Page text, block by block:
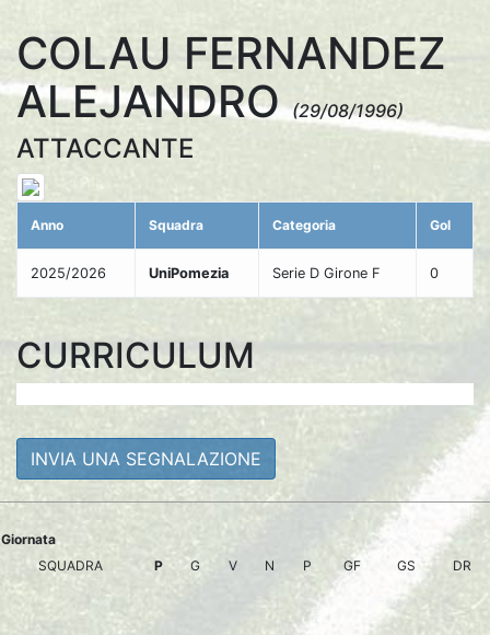
COLAU FERNANDEZ
ALEJANDRO(29/08/1996)
ATTACCANTE
Anno Squadra Categoria Gol
2025/2026 UniPomezia Serie D Girone F 0
CURRICULUM
INVIA UNA SEGNALAZIONE
Giornata
SQUADRA
P G V N P GF GS DR